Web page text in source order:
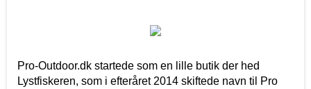
Pro-Outdoor.dk startede som en lille butik der hed
Lystfiskeren, som i efteråret 2014 skiftede navn til Pro